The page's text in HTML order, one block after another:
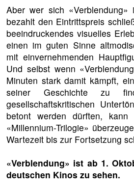
Aber wer sich «Verblendung»
bezahlt den Eintrittspreis
beeindruckendes visuelles
einen im guten Sinne
mit einvernehmenden
Und selbst wenn
Minuten stark damit kämpft,
seiner Geschichte zu
gesellschaftskritischen
betont werden dürften,
«Millennium-Trilogie»
Wartezeit bis zur Fortsetzung
«Verblendung» ist ab 1.
deutschen Kinos zu sehen.